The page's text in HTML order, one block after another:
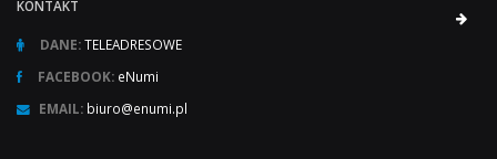
KONTAKT
DANE:TELEADRESOWE
FACEBOOK: eNumi
EMAIL: biuro@enumi.pl